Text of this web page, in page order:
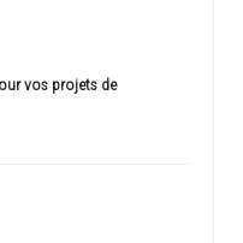
vos projets de